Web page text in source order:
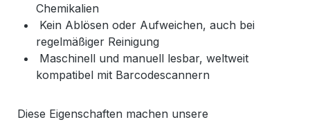
Chemikalien
Kein Ablösen oder Aufweichen, auch bei
regelmäßiger Reinigung
Maschinell und manuell lesbar, weltweit
kompatibel mit Barcodescannern
Diese Eigenschaften machen unsere